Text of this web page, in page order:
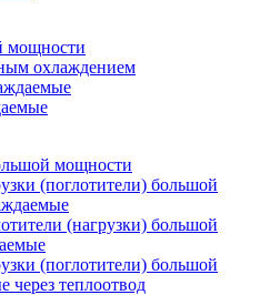
мощности
охлаждением
мощности
(поглотители) большой
(нагрузки) большой
(поглотители) большой
теплоотвод